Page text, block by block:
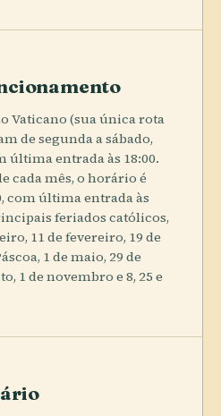
Vaticano (sua única rota
de segunda a sábado,
última entrada às 18:00.
cada mês, o horário é
com última entrada às
feriados católicos,
11 de fevereiro, 19 de
1 de maio, 29 de
1 de novembro e 8, 25 e